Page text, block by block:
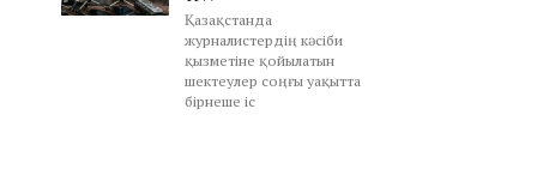
Қазақстанда
журналистердің кәсіби
қызметіне қойылатын
шектеулер соңғы уақытта
бірнеше іс